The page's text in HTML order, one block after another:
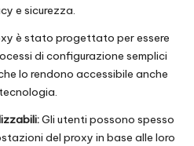
e sicurezza.
è stato progettato per essere
di configurazione semplici
lo rendono accessibile anche
Gli utenti possono spesso
del proxy in base alle loro